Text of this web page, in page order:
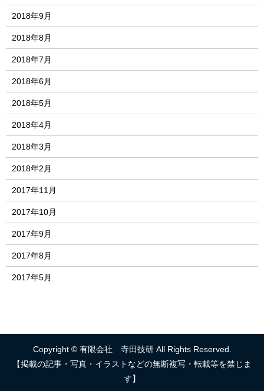
2018年9月
2018年8月
2018年7月
2018年6月
2018年5月
2018年4月
2018年3月
2018年2月
2017年11月
2017年10月
2017年9月
2017年8月
2017年5月
Copyright © 有限会社 寺田技研 All Rights Reserved.
【掲載の記事・写真・イラストなどの無断複写・転載等を禁じま
す】